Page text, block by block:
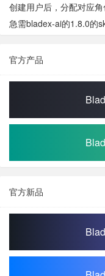
官方产品
官方新品